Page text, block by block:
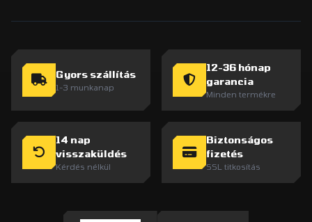
Gyors szállítás
1-3 munkanap
12-36 hónap
garancia
Minden termékre
14 nap
visszaküldés
Kérdés nélkül
Biztonságos
fizetés
SSL titkosítás